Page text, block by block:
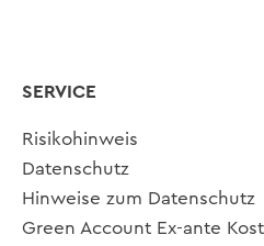
SERVICE
Risikohinweis
Datenschutz
Hinweise zum Datenschutz
Green Account Ex-ante